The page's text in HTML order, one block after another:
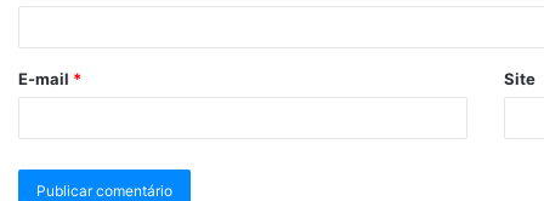
E-mail * Site